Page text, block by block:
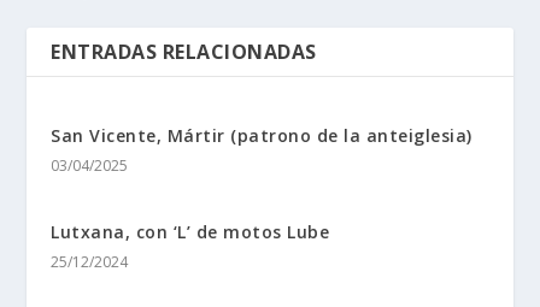
ENTRADAS RELACIONADAS
San Vicente, Mártir (patrono de la anteiglesia)
03/04/2025
Lutxana, con ‘L’ de motos Lube
25/12/2024